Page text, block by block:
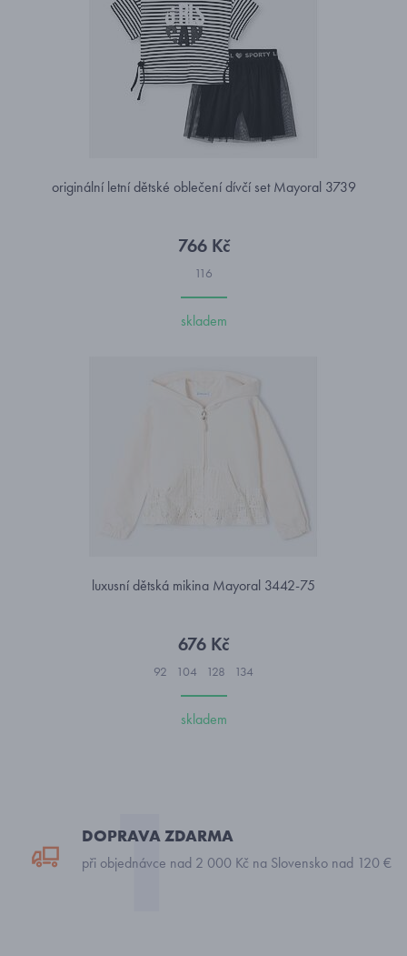
originální letní dětské oblečení dívčí set Mayoral 3739
766 Kč
116
skladem
luxusní dětská mikina Mayoral 3442-75
676 Kč
92 104 128 134
skladem
DOPRAVA ZDARMA
při objednávce nad 2 000 Kč na Slovensko nad 120 €